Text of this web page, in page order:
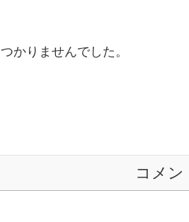
かりませんでした。
コメン